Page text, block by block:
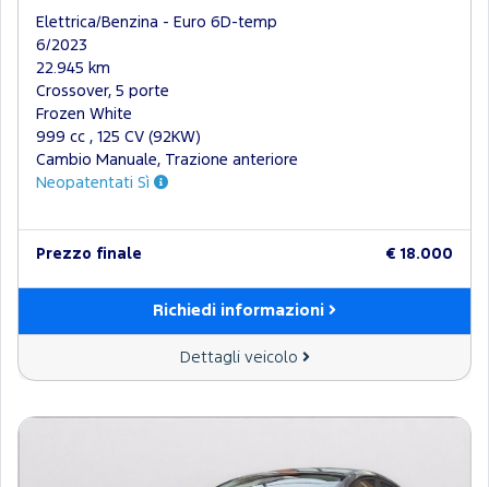
Elettrica/Benzina - Euro 6D-temp
6/2023
22.945 km
Crossover, 5 porte
Frozen White
999 cc , 125 CV (92KW)
Cambio Manuale, Trazione anteriore
Neopatentati Sì
Prezzo finale € 18.000
Richiedi informazioni
Dettagli veicolo